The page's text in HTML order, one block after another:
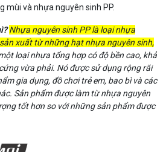
mùi và nhựa nguyên sinh PP.
Nhựa nguyên sinh PP là loại nhựa
xuất từ những hạt nhựa nguyên sinh,
loại nhựa tổng hợp có độ bền cao, khả
vừa phải. Nó được sử dụng rộng rãi
gia dụng, đồ chơi trẻ em, bao bì và các
Sản phẩm được làm từ nhựa nguyên
tốt hơn so với những sản phẩm được